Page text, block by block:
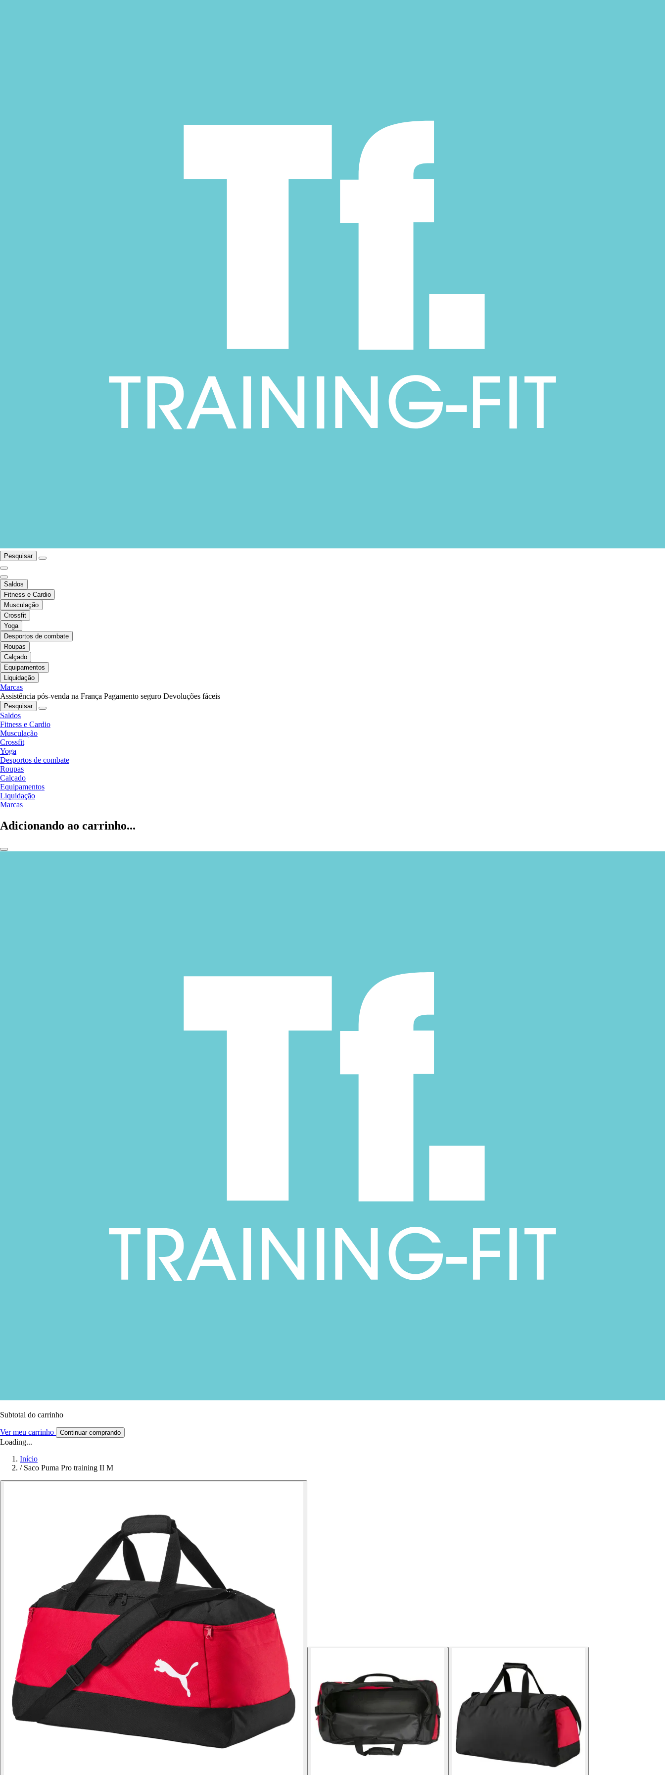
Pesquisar
Saldos
Fitness e Cardio
Musculação
Crossfit
Yoga
Desportos de combate
Roupas
Calçado
Equipamentos
Liquidação
Marcas
Assistência pós-venda na França Pagamento seguro Devoluções fáceis
Pesquisar
Saldos
Fitness e Cardio
Musculação
Crossfit
Yoga
Desportos de combate
Roupas
Calçado
Equipamentos
Liquidação
Marcas
Adicionando ao carrinho...
Subtotal do carrinho
Ver meu carrinho Continuar comprando
Loading...
Início
/ Saco Puma Pro training II M